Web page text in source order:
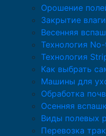
Орошение
Закрытие влаги
Весенняя
Технология
Технология
Как выбрать
Машины для
Обработка
Осенняя
Виды полевых
Перевозка